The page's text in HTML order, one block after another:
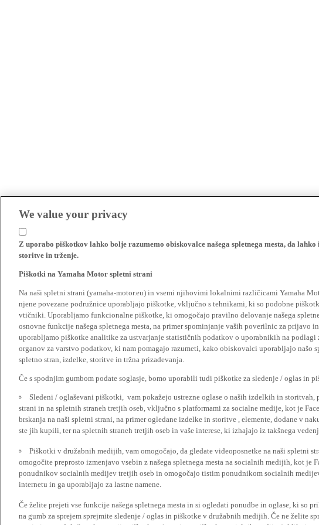
We value your privacy
Z uporabo piškotkov lahko bolje razumemo obiskovalce našega spletnega mesta, da
storitve in trženje.
Piškotki na Yamaha Motor spletni strani
Na naši spletni strani (yamaha-motor.eu) in vsemi njihovimi lokalnimi različicami Yamaha
njene povezane podružnice uporabljajo piškotke, vključno s tehnikami, ki so podobne
vtičniki. Uporabljamo funkcionalne piškotke, ki omogočajo pravilno delovanje našega
osnovne funkcije našega spletnega mesta, na primer spominjanje vaših poverilnic za prijavo
uporabljamo piškotke analitike za ustvarjanje statističnih podatkov o uporabnikih na podlagi
organov za varstvo podatkov, ki nam pomagajo razumeti, kako obiskovalci uporabljajo našo
spletno stran, izdelke, storitve in tržna prizadevanja.
Če s spodnjim gumbom podate soglasje, bomo uporabili tudi piškotke za sledenje / oglas in
Sledeni / oglaševani piškotki, vam pokažejo ustrezne oglase o naših izdelkih in storitvah,
strani in na spletnih straneh tretjih oseb, vključno s platformami za socialne medije, kot je
brskanja na naši spletni strani, na primer ogledane izdelke in storitve , elemente, dodane v
ste jih kupili, ter na spletnih straneh tretjih oseb in vaše interese, ki izhajajo iz takšnega
Piškotki v družabnih medijih, vam omogočajo, da gledate videoposnetke na naši spletni
omogočite preprosto izmenjavo vsebin z našega spletnega mesta na socialnih medijih, kot je
ponudnikov socialnih medijev tretjih oseb in omogočajo tistim ponudnikom socialnih
internetu in ga uporabljajo za lastne namene.
Če želite prejeti vse funkcije našega spletnega mesta in si ogledati ponudbe in oglase, ki so
na gumb za sprejem sprejmite sledenje / oglas in piškotke v družabnih medijih. Če ne želite